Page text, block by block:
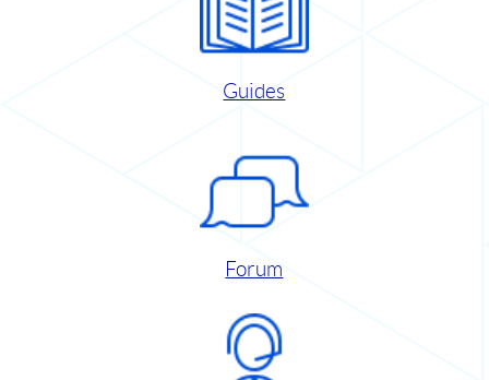
Guides
Forum